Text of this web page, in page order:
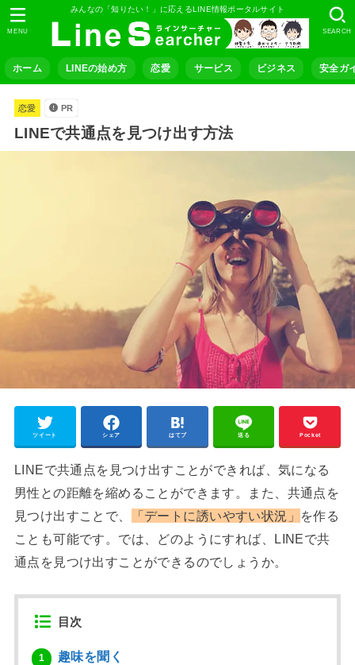
みんなの「知りたい！」に応えるLINE情報ポータルサイト
ホーム LINEの始め方 恋愛 サービス ビジネス 安全ガ
SEARCH
MENU
恋愛 PR
LINEで共通点を見つけ出す方法
ツイート シェア はてブ 送る Pocket
LINEで共通点を見つけ出すことができれば、気になる
男性との距離を縮めることができます。また、共通点を
見つけ出すことで、
「デートに誘いやすい状況」
を作る
ことも可能です。では、どのようにすれば、LINEで共
通点を見つけ出すことができるのでしょうか。
目次
1 趣味を聞く